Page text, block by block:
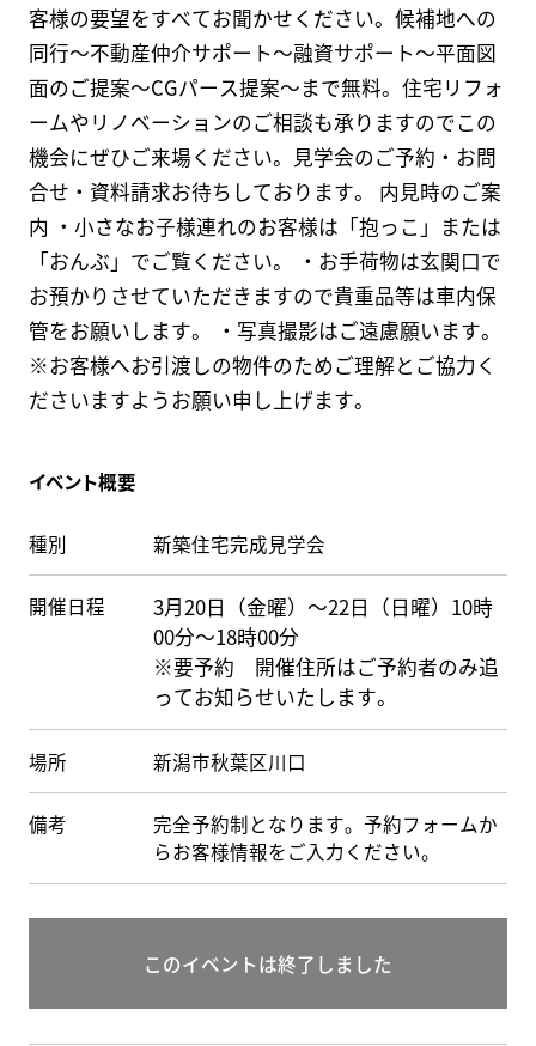
客様の要望をすべてお聞かせください。候補地への
同行～不動産仲介サポート～融資サポート～平面図
面のご提案～CGパース提案～まで無料。住宅リフォ
ームやリノベーションのご相談も承りますのでこの
機会にぜひご来場ください。見学会のご予約・お問
合せ・資料請求お待ちしております。 内見時のご案
内 ・小さなお子様連れのお客様は「抱っこ」または
「おんぶ」でご覧ください。 ・お手荷物は玄関口で
お預かりさせていただきますので貴重品等は車内保
管をお願いします。 ・写真撮影はご遠慮願います。
※お客様へお引渡しの物件のためご理解とご協力く
ださいますようお願い申し上げます。
イベント概要
種別 新築住宅完成見学会
開催日程
3月20日（金曜）～22日（日曜）10時
00分～18時00分
※要予約 開催住所はご予約者のみ追
ってお知らせいたします。
場所 新潟市秋葉区川口
備考
完全予約制となります。予約フォームか
らお客様情報をご入力ください。
このイベントは終了しました